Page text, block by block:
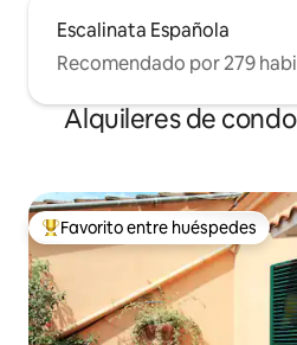
Escalinata Española
Recomendado por 279
Alquileres de
De los mejores en Favorito entre
Favorito entre huéspedes